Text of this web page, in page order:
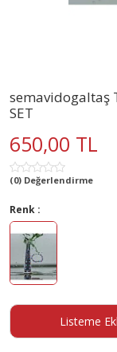
semavidogaltaş
SET
650,00 TL
(0) Değerlendirme
Renk :
Listeme